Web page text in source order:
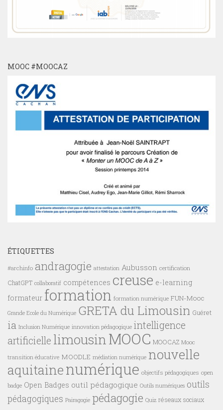
MOOC #MOOCAZ
ÉTIQUETTES
#archinfo andragogie attestation Aubusson certification
ChatGPT collaboratif compétences creuse e-learning
formateur formation formation numérique FUN-Mooc
Grande Ecole du Numérique GRETA du Limousin Guéret
ia Inclusion Numérique innovation pédagogique intelligence
artificielle limousinMOOC MOOCAZ Mooc
transition éducative MOODLE médiation numérique nouvelle
aquitainenumérique objectifs pédagogiques open
badge Open Badges outil pédagogique Outils numériques outils
pédagogiques Pairagogie pédagogie Quiz réseaux sociaux